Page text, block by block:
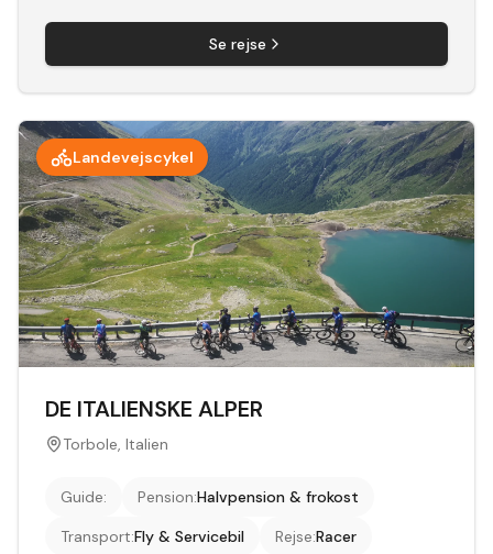
Se rejse
Landevejscykel
DE ITALIENSKE ALPER
Torbole, Italien
Guide: Pension:Halvpension & frokost
Transport:Fly & Servicebil Rejse:Racer